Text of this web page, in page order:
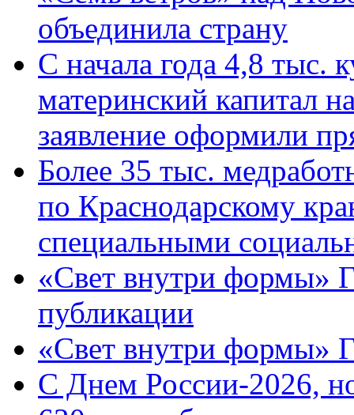
объединила страну
С начала года 4,8 тыс.
материнский капитал
заявление оформили
Более 35 тыс.
по Краснодарскому
специальными
«Свет внутри формы»
публикации
«Свет внутри формы»
C Днем России-2026,